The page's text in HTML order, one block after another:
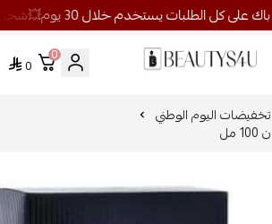
روائح الجمال
0
0
تخفيضات اليوم الوطني